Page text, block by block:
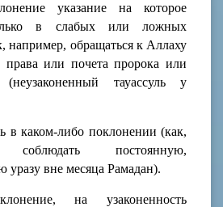
указание на которое
в слабых или ложных
например, обращаться к Аллаху
права или почета пророка или
(неузаконенный тауассуль у
в каком-либо поклонении (как,
соблюдать постоянную,
уразу вне месяца Рамадан).
на узаконенность